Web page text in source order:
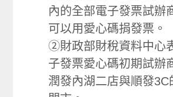
內的全部電子發票試辦
可以用愛心碼捐發票。
②財政部財稅資料中心
子發票愛心碼初期試辦
潤發內湖二店與順發3C